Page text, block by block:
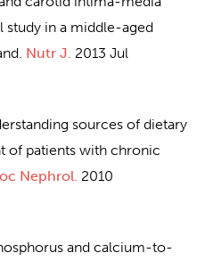
study in a middle-aged
Nutr J. 2013 Jul
sources of dietary
of patients with chronic
Nephrol. 2010
and calcium-to-